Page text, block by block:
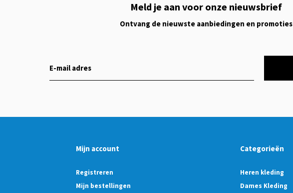
Meld je aan voor onze nieuwsbrief
Ontvang de nieuwste aanbiedingen en promoties
Mijn account
Registreren
Mijn bestellingen
Categorieën
Heren kleding
Dames Kleding